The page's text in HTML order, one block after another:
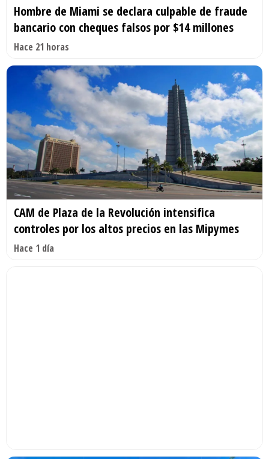
Hombre de Miami se declara culpable de fraude
bancario con cheques falsos por $14 millones
Hace 21 horas
CAM de Plaza de la Revolución intensifica
controles por los altos precios en las Mipymes
Hace 1 día